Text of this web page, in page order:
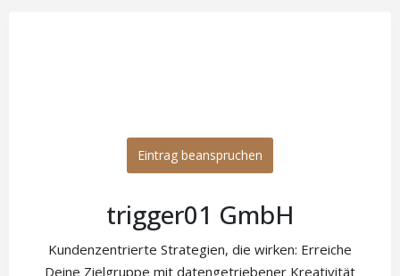
Eintrag beanspruchen
trigger01 GmbH
Kundenzentrierte Strategien, die wirken: Erreiche
Deine Zielgruppe mit datengetriebener Kreativität